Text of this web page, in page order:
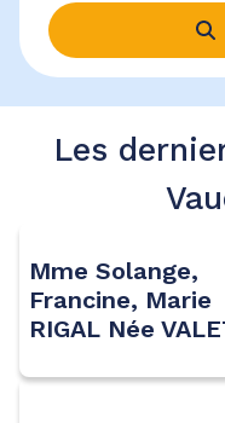
Les
Mme Solange,
Francine, Marie
RIGAL Née